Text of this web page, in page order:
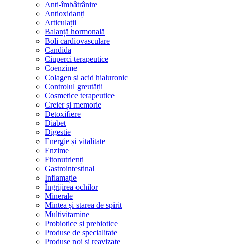
Anti-îmbâtrânire
Antioxidanți
Articulații
Balanță hormonală
Boli cardiovasculare
Candida
Ciuperci terapeutice
Coenzime
Colagen și acid hialuronic
Controlul greutății
Cosmetice terapeutice
Creier și memorie
Detoxifiere
Diabet
Digestie
Energie și vitalitate
Enzime
Fitonutrienți
Gastrointestinal
Inflamație
Îngrijirea ochilor
Minerale
Mintea și starea de spirit
Multivitamine
Probiotice și prebiotice
Produse de specialitate
Produse noi si reavizate